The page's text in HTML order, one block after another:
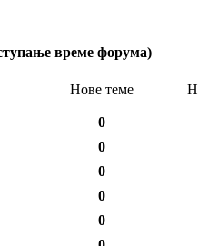
време форума)
Нове теме
0
0
0
0
0